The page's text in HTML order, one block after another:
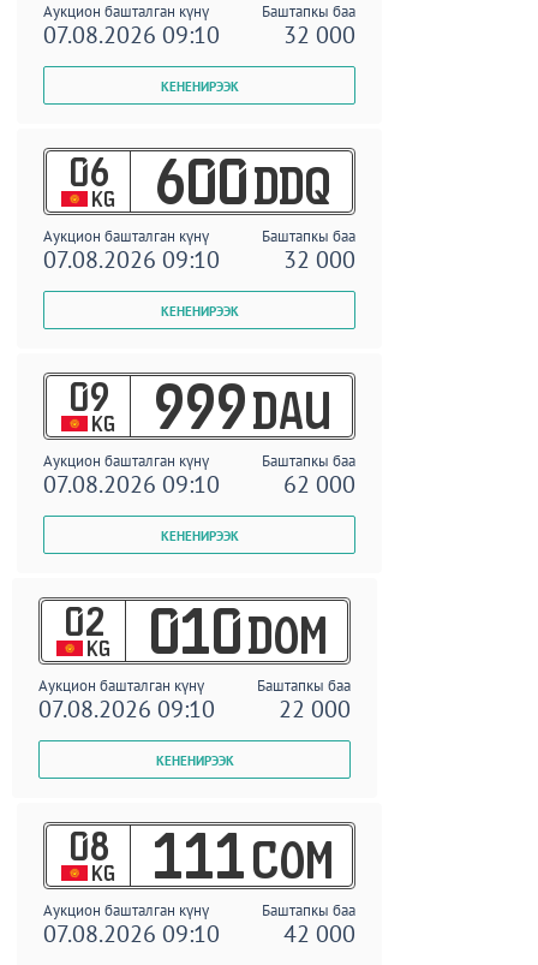
Аукцион башталган күнү Баштапкы баа
07.08.2026 09:10 32 000
06
KG 600 DDQ
Аукцион башталган күнү Баштапкы баа
07.08.2026 09:10 32 000
09
KG 999 DAU
Аукцион башталган күнү Баштапкы баа
07.08.2026 09:10 62 000
02
KG 010 DOM
Аукцион башталган күнү Баштапкы баа
07.08.2026 09:10 22 000
08
KG 111 COM
Аукцион башталган күнү Баштапкы баа
07.08.2026 09:10 42 000